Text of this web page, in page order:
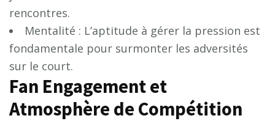
rencontres.
Mentalité : L’aptitude à gérer la pression est
fondamentale pour surmonter les adversités
sur le court.
Fan Engagement et
Atmosphère de Compétition